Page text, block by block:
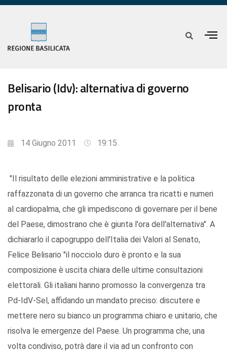
Belisario (Idv): alternativa di governo
pronta
14 Giugno 2011 19:15
"Il risultato delle elezioni amministrative e la politica
raffazzonata di un governo che arranca tra ricatti e numeri
al cardiopalma, che gli impediscono di governare per il bene
del Paese, dimostrano che è giunta l'ora dell'alternativa". A
dichiararlo il capogruppo dell'Italia dei Valori al Senato,
Felice Belisario "il nocciolo duro è pronto e la sua
composizione è uscita chiara delle ultime consultazioni
elettorali. Gli italiani hanno promosso la convergenza tra
Pd-IdV-Sel, affidando un mandato preciso: discutere e
mettere nero su bianco un programma chiaro e unitario, che
risolva le emergenze del Paese. Un programma che, una
volta condiviso, potrà dare il via ad un confronto con